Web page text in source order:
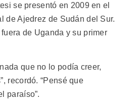
se presentó en 2009 en el
de Ajedrez de Sudán del Sur.
de Uganda y su primer
que no lo podía creer,
recordó. “Pensé que
paraíso”.